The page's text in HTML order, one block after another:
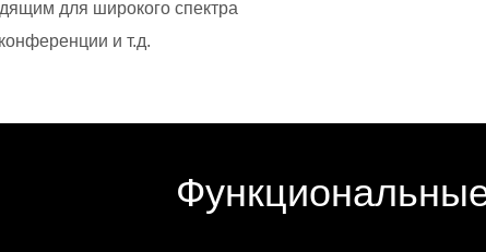
для широкого спектра
и т.д.